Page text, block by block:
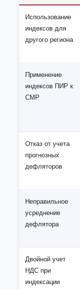
Использование
индексов для
другого региона
Применение
индексов ПИР к
СМР
Отказ от учета
прогнозных
дефляторов
Неправильное
усреднение
дефлятора
Двойной учет
НДС при
индексации